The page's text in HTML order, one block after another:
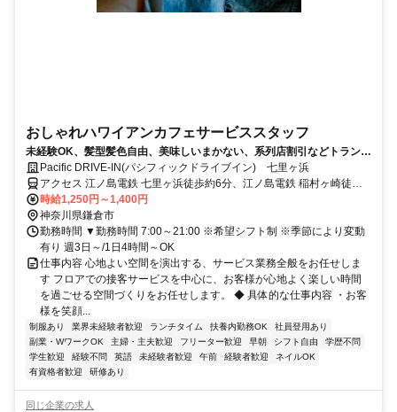
おしゃれハワイアンカフェサービススタッフ
未経験OK、髪型髪色自由、美味しいまかない、系列店割引などトランジ
ットならではの厚待遇♪丁寧な研修で安心してスタート！サーフカルチャ
ーや心地よい音楽が流れる開放的な空間で働こう！
Pacific DRIVE-IN(パシフィックドライブイン) 七里ヶ浜
アクセス 江ノ島電鉄 七里ヶ浜徒歩約6分、江ノ島電鉄 稲村ヶ崎徒歩
約11分、江ノ島電鉄 鎌倉高校前東口徒歩約15分 江ノ島電鉄 七里ヶ浜
駅 徒歩5分
時給1,250円～1,400円
神奈川県鎌倉市
勤務時間 ▼勤務時間 7:00～21:00 ※希望シフト制 ※季節により変動
有り 週3日～/1日4時間～OK
仕事内容 心地よい空間を演出する、サービス業務全般をお任せしま
す フロアでの接客サービスを中心に、お客様が心地よく楽しい時間
を過ごせる空間づくりをお任せします。 ◆ 具体的な仕事内容 ・お客
様を笑顔...
制服あり 業界未経験者歓迎 ランチタイム 扶養内勤務OK
社員登用あり
副業・WワークOK
主婦・主夫歓迎 フリーター歓迎 早朝 シフト自由
学歴不問
学生歓迎
経験不問 英語 未経験者歓迎 午前 経験者歓迎
ネイルOK
有資格者歓迎
研修あり
同じ企業の求人